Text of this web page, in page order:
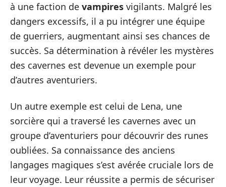
à une faction de vampires vigilants. Malgré les
dangers excessifs, il a pu intégrer une équipe
de guerriers, augmentant ainsi ses chances de
succès. Sa détermination à révéler les mystères
des cavernes est devenue un exemple pour
d’autres aventuriers.
Un autre exemple est celui de Lena, une
sorcière qui a traversé les cavernes avec un
groupe d’aventuriers pour découvrir des runes
oubliées. Sa connaissance des anciens
langages magiques s’est avérée cruciale lors de
leur voyage. Leur réussite a permis de sécuriser